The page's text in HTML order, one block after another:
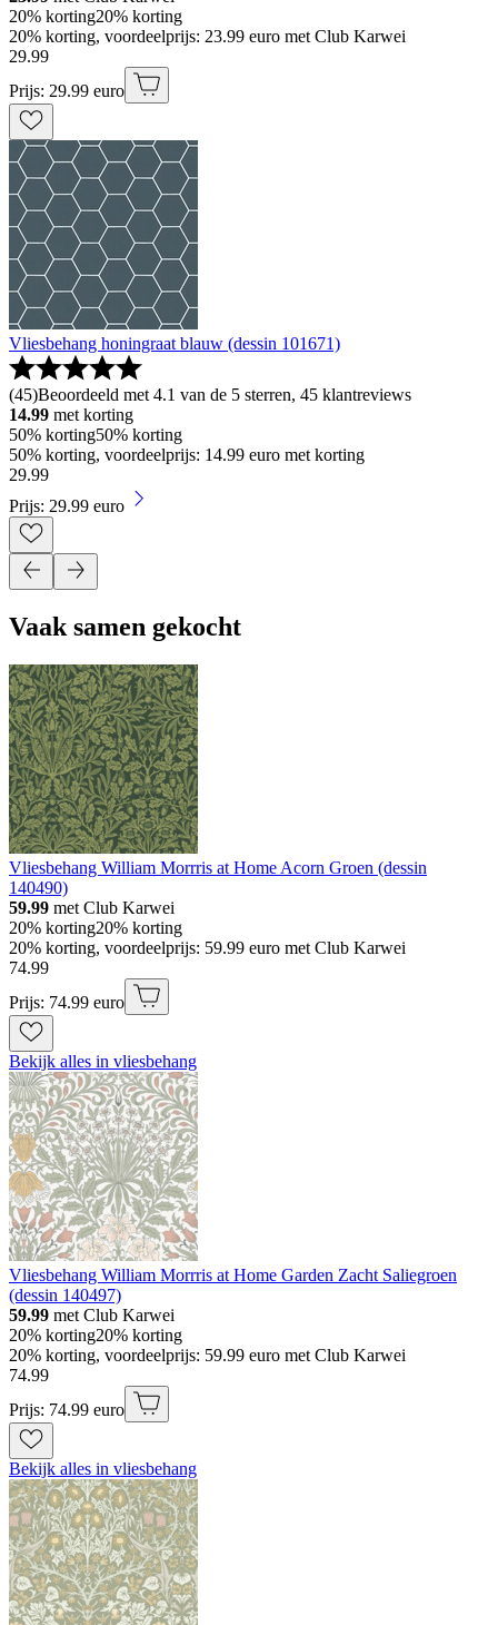
20% korting20% korting
20% korting, voordeelprijs: 23.99 euro met Club Karwei
29.99
Prijs: 29.99 euro
Vliesbehang honingraat blauw (dessin 101671)
(45)Beoordeeld met 4.1 van de 5 sterren, 45 klantreviews
14.99 met korting
50% korting50% korting
50% korting, voordeelprijs: 14.99 euro met korting
29.99
Prijs: 29.99 euro
Vaak samen gekocht
Vliesbehang William Morrris at Home Acorn Groen (dessin
140490)
59.99 met Club Karwei
20% korting20% korting
20% korting, voordeelprijs: 59.99 euro met Club Karwei
74.99
Prijs: 74.99 euro
Bekijk alles in vliesbehang
Vliesbehang William Morrris at Home Garden Zacht Saliegroen
(dessin 140497)
59.99 met Club Karwei
20% korting20% korting
20% korting, voordeelprijs: 59.99 euro met Club Karwei
74.99
Prijs: 74.99 euro
Bekijk alles in vliesbehang